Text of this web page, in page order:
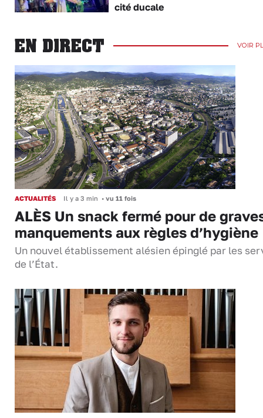
cité ducale
EN DIRECT VOIR
ACTUALITÉS Il y a 3 min • vu 11 fois
ALÈS Un snack fermé pour de
manquements aux règles d’hygiène
Un nouvel établissement alésien épinglé par les
de l’État.